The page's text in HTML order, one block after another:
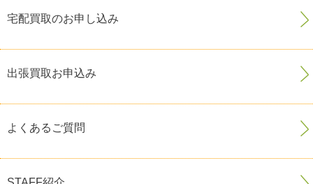
宅配買取のお申し込み
出張買取お申込み
よくあるご質問